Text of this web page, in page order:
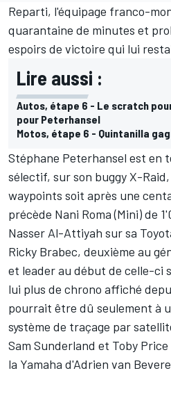
Reparti, l'équipage franco-
quarantaine de minutes et
espoirs de victoire qui lui
Lire aussi :
Autos, étape 6 - Le scratch
pour Peterhansel
Motos, étape 6 - Quintanilla
Stéphane Peterhansel est en
sélectif, sur son buggy X-
waypoints soit après une
précède Nani Roma (Mini) de
Nasser Al-Attiyah sur sa
Ricky Brabec, deuxième au
et leader au début de celle-ci
lui plus de chrono affiché
pourrait être dû seulement à
système de traçage par
Sam Sunderland et Toby
la Yamaha d'Adrien van